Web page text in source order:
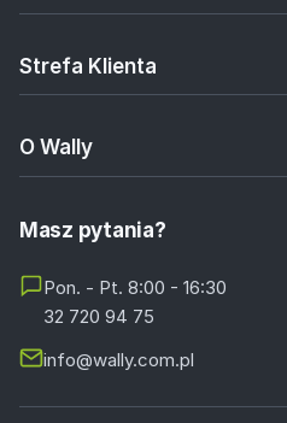
Strefa Klienta
O Wally
Masz pytania?
Pon. - Pt. 8:00 - 16:30
32 720 94 75
info@wally.com.pl